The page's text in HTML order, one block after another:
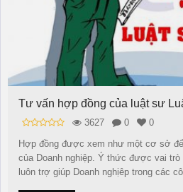
Tư vấn hợp đồng của luật sư
3627 0
0
Hợp đồng được xem như một cơ sở
của Doanh nghiệp. Ý thức được vai trò
luôn trợ giúp Doanh nghịêp trong các